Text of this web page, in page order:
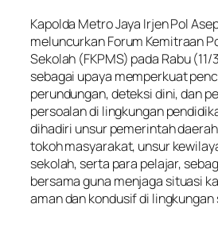
Kapolda Metro Jaya Irjen Pol
meluncurkan Forum Kemitraan
Sekolah (FKPMS) pada Rabu
sebagai upaya memperkuat
perundungan, deteksi dini, dan
persoalan di lingkungan
dihadiri unsur pemerintah
tokoh masyarakat, unsur
sekolah, serta para pelajar,
bersama guna menjaga situasi
aman dan kondusif di lingkungan